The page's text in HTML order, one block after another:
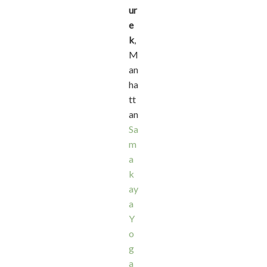
ur
e
k,
M
an
ha
tt
an
Sa
m
a
k
ay
a
Y
o
g
a